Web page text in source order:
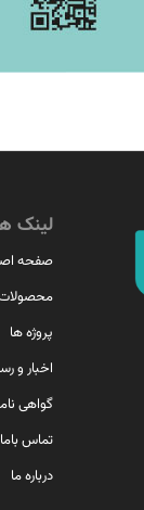
لینک
صفحه
پروژه ها
اخبار و
گواهی
تماس باما
درباره ما